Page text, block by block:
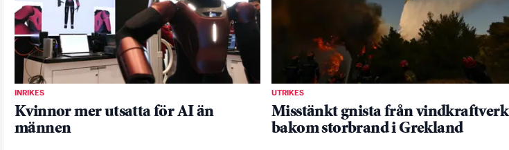
INRIKES
Kvinnor mer utsatta för AI än
männen
UTRIKES
Misstänkt gnista från vindkraftverk
bakom storbrand i Grekland